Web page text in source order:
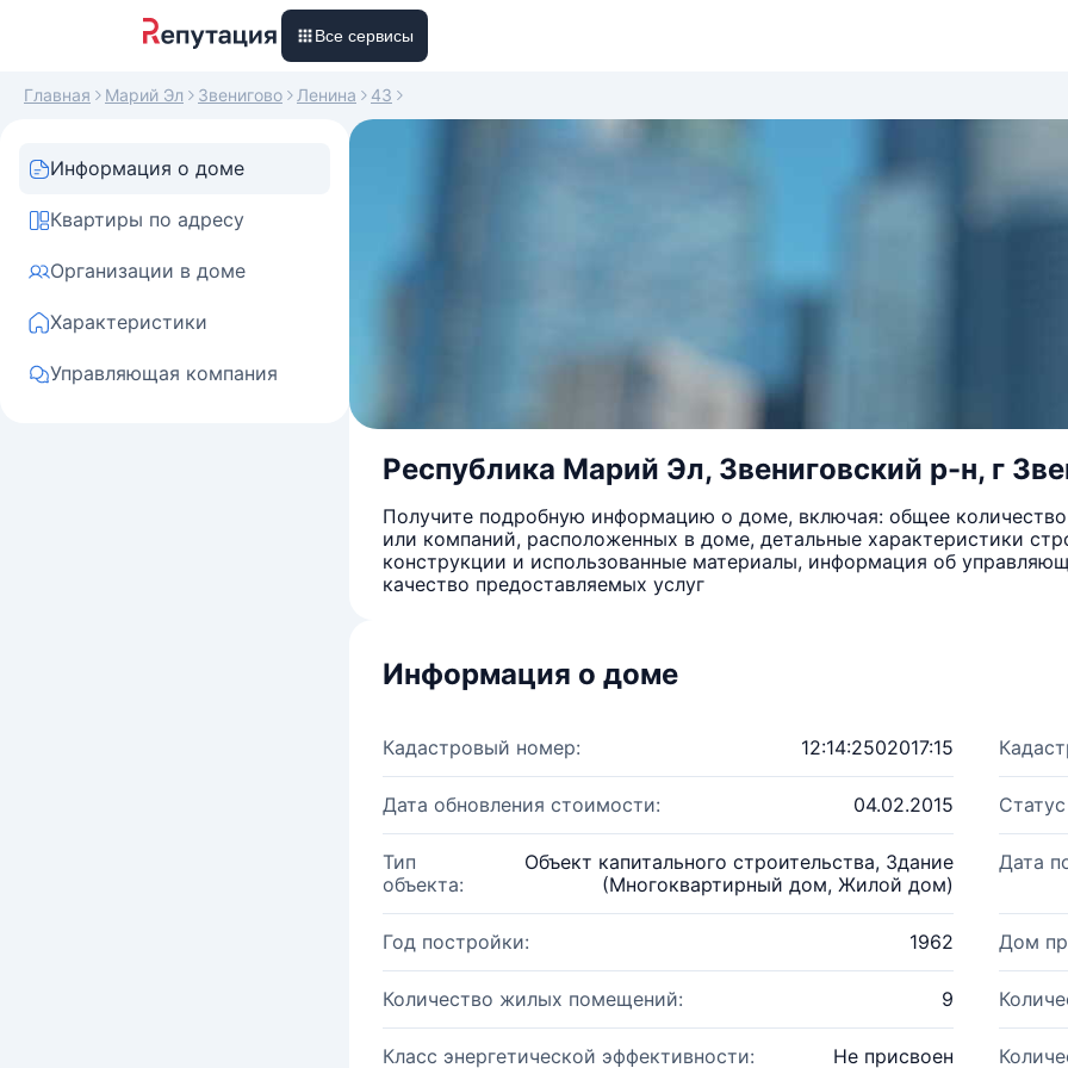
Все сервисы
Главная Марий Эл Звенигово Ленина 43
Информация о доме
Квартиры по адресу
Организации в доме
Характеристики
Управляющая компания
Республика Марий Эл, Звениговский р-н, г
Получите подробную информацию о доме, включая: общее
или компаний, расположенных в доме, детальные характеристики
конструкции и использованные материалы, информация об
качество предоставляемых услуг
Информация о доме
Кадастровый номер: 12:14:2502017:15
Дата обновления стоимости: 04.02.2015
Тип
объекта:
Объект капитального строительства, Здание
(Многоквартирный дом, Жилой дом)
Дата
Год постройки: 1962 Дом
Количество жилых помещений: 9
Класс энергетической эффективности: Не присвоен